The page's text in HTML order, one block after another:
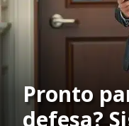
Pronto
defesa?